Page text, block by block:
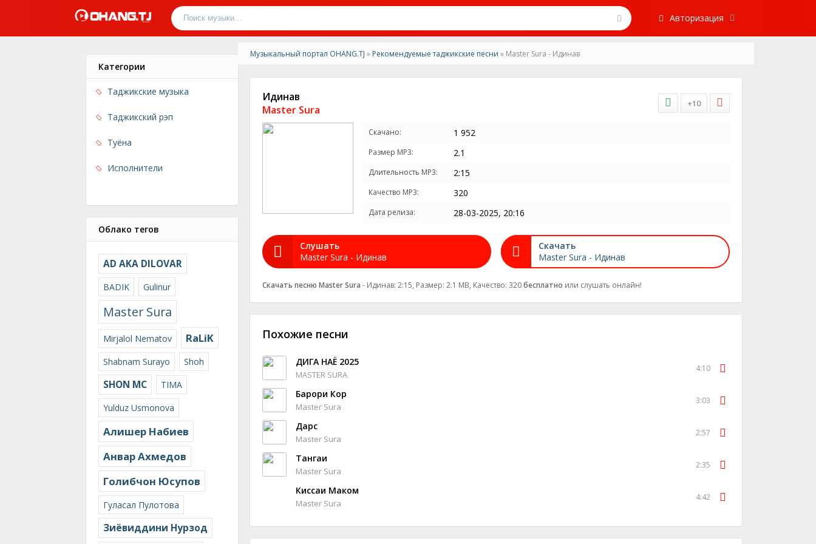
Авторизация
Категории
Таджикские музыка
Таджикский рэп
Туёна
Исполнители
Облако тегов
AD AKA DILOVAR
BADIK Gulinur
Master Sura
Mirjalol Nematov RaLiK
Shabnam Surayo Shoh
SHON MC
TIMA
Yulduz Usmonova
Алишер Набиев
Анвар Ахмедов
Голибчон Юсупов
Гуласал Пулотова
Зиёвиддини Нурзод
Музыкальный портал OHANG.TJ » Рекомендуемые таджикские песни » Master Sura - Идинав
Идинав
Master Sura
+10
Скачано: 1 952
Размер MP3: 2.1
Длительность MP3: 2:15
Качество MP3: 320
Дата релиза: 28-03-2025, 20:16
Слушать
Master Sura - Идинав
Скачать
Master Sura - Идинав
Скачать песню Master Sura - Идинав: 2:15, Размер: 2.1 MB, Качество: 320бесплатно или слушать онлайн!
Похожие песни
ДИГА НАЁ 2025
MASTER SURA
4:10
Барори Кор
Master Sura
3:03
Дарс
Master Sura
2:57
Тангаи
Master Sura
2:35
Киссаи Маком
Master Sura
4:42